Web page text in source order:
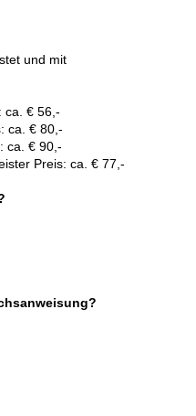
und mit
ca. € 56,-
ca. € 80,-
ca. € 90,-
Preis: ca. € 77,-